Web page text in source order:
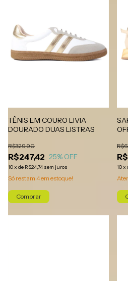
TÊNIS EM COURO LIVIA
DOURADO DUAS LISTRAS
R$247,42
R$329,90
25% OFF
10x de R$24,74 sem juros
Só restam 4em estoque!
Comprar
10x